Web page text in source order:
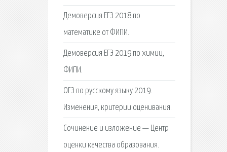
Демоверсия ЕГЭ 2018 по
математике от ФИПИ.
Демоверсия ЕГЭ 2019 по химии,
ФИПИ.
ОГЭ по русскому языку 2019.
Изменения, критерии оценивания.
Сочинение и изложение — Центр
оценки качества образования.